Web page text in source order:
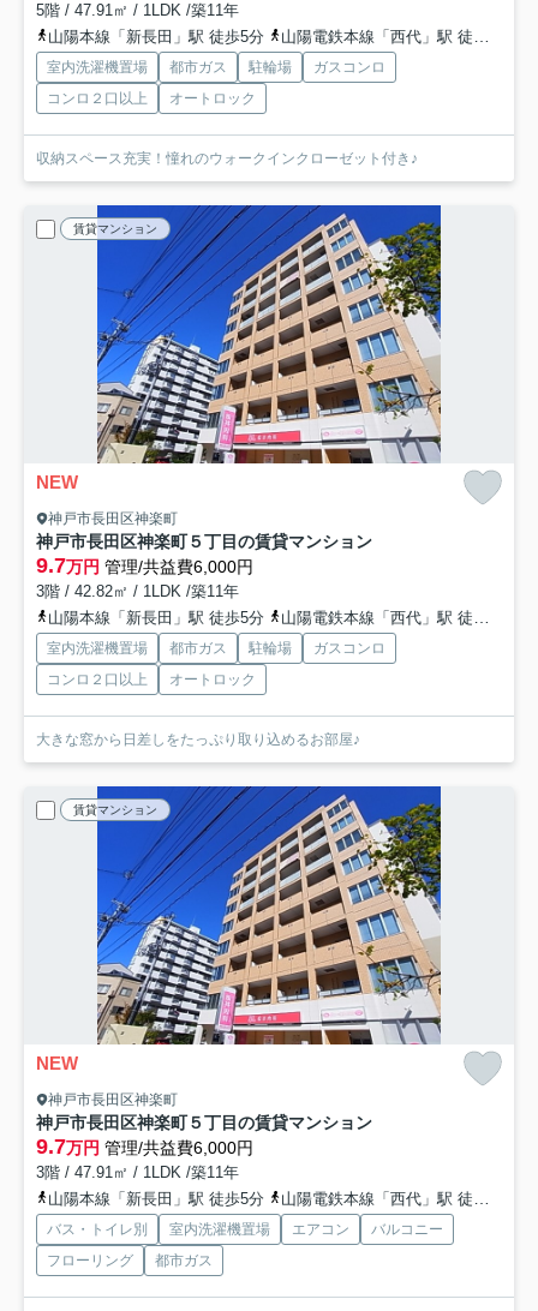
5階 / 47.91㎡ / 1LDK /築11年
山陽本線「新長田」駅 徒歩5分
山陽電鉄本線「西代」駅 徒歩6分
室内洗濯機置場 都市ガス 駐輪場
ガスコンロ
コンロ２口以上
オートロック
収納スペース充実！憧れのウォークインクローゼット付き♪
賃貸マンション
NEW
神戸市長田区神楽町
神戸市長田区神楽町５丁目の賃貸マンション
9.7万円 管理/共益費6,000円
3階 / 42.82㎡ / 1LDK /築11年
山陽本線「新長田」駅 徒歩5分
山陽電鉄本線「西代」駅 徒歩6分
室内洗濯機置場 都市ガス 駐輪場
ガスコンロ
コンロ２口以上
オートロック
大きな窓から日差しをたっぷり取り込めるお部屋♪
賃貸マンション
NEW
神戸市長田区神楽町
神戸市長田区神楽町５丁目の賃貸マンション
9.7万円 管理/共益費6,000円
3階 / 47.91㎡ / 1LDK /築11年
山陽本線「新長田」駅 徒歩5分
山陽電鉄本線「西代」駅 徒歩6分
バス・トイレ別 室内洗濯機置場 エアコン
バルコニー
フローリング
都市ガス